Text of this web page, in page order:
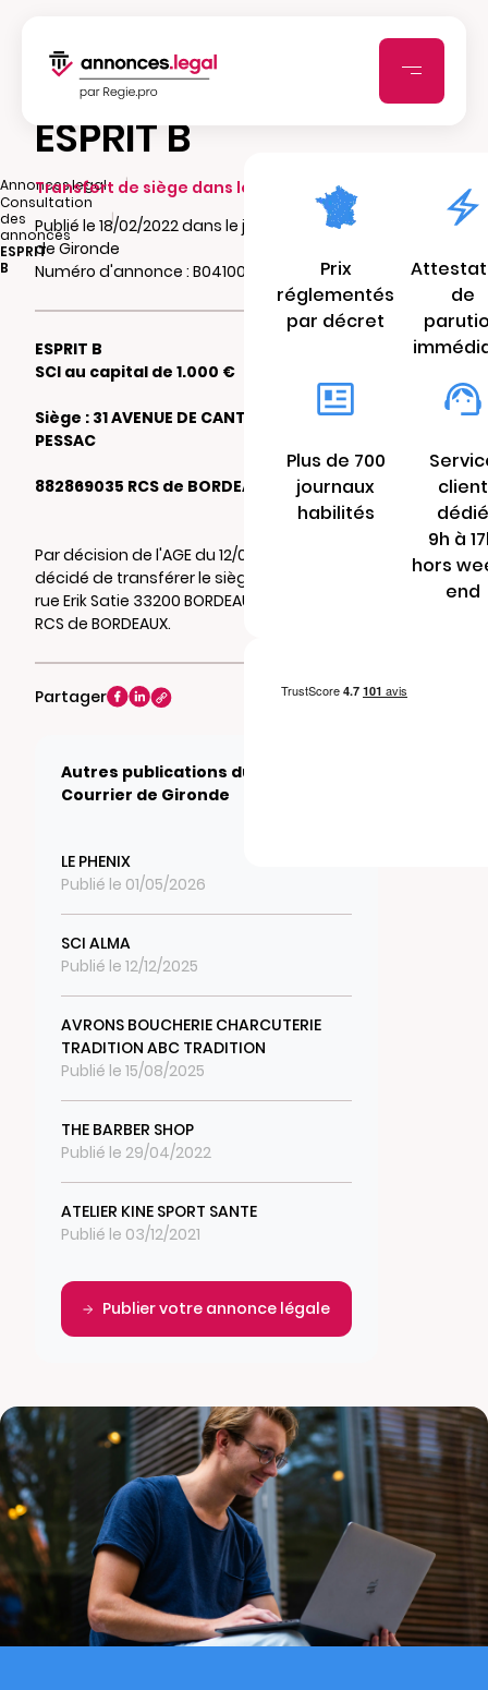
Annonces.legal
|
Consultation
des
annonces
|
ESPRIT
B
ESPRIT B
Transfert de siège dans le même ressort
Publié le 18/02/2022 dans le journal Le Courrier
de Gironde
Numéro d'annonce : B0410057399g6
ESPRIT B
SCI au capital de 1.000 €
Siège : 31 AVENUE DE CANTERANNE 33600
PESSAC
882869035 RCS de BORDEAUX
Par décision de l'AGE du 12/01/2022, il a été
décidé de transférer le siège social au 25
rue Erik Satie 33200 BORDEAUX. Mention au
RCS de BORDEAUX.
Partager
Autres publications du journal Le
Courrier de Gironde
LE PHENIX
Publié le 01/05/2026
SCI ALMA
Publié le 12/12/2025
AVRONS BOUCHERIE CHARCUTERIE
TRADITION ABC TRADITION
Publié le 15/08/2025
THE BARBER SHOP
Publié le 29/04/2022
ATELIER KINE SPORT SANTE
Publié le 03/12/2021
Publier votre annonce légale
Prix
réglementés
par décret
de
Plus de 700
journaux
habilités
client
dédié
9h à
hors
end